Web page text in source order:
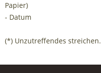
Papier)
- Datum
(*) Unzutreffendes streichen.